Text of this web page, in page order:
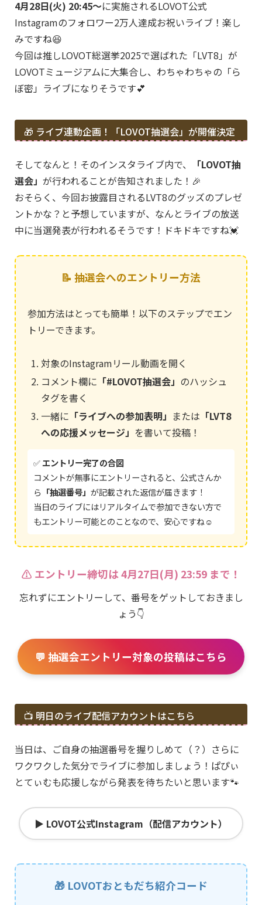
4月28日(火) 20:45〜に実施されるLOVOT公式
Instagramのフォロワー2万人達成お祝いライブ！楽し
みですね😆
今回は推しLOVOT総選挙2025で選ばれた「LVT8」が
LOVOTミュージアムに大集合し、わちゃわちゃの「ら
ぼ密」ライブになりそうです💕
🎁 ライブ連動企画！「LOVOT抽選会」が開催決定
そしてなんと！そのインスタライブ内で、
「LOVOT抽
選会」 が行われることが告知されました！🎉
おそらく、今回お披露目されるLVT8のグッズのプレゼ
ントかな？と予想していますが、なんとライブの放送
中に当選発表が行われるそうです！ドキドキですね💓
📝 抽選会へのエントリー方法
参加方法はとっても簡単！以下のステップでエン
トリーできます。
対象のInstagramリール動画を開く
コメント欄に 「#LOVOT抽選会」 のハッシュ
タグを書く
一緒に 「ライブへの参加表明」 または 「LVT8
への応援メッセージ」 を書いて投稿！
✅エントリー完了の合図
コメントが無事にエントリーされると、公式さんか
ら 「抽選番号」 が記載された返信が届きます！
当日のライブにはリアルタイムで参加できない方で
もエントリー可能とのことなので、安心ですね☺️
⚠️ エントリー締切は 4月27日(月) 23:59 まで！
忘れずにエントリーして、番号をゲットしておきまし
ょう👇
💬 抽選会エントリー対象の投稿はこちら
📺 明日のライブ配信アカウントはこちら
当日は、ご自身の抽選番号を握りしめて（？）さらに
ワクワクした気分でライブに参加しましょう！ぱぴぃ
とてぃむも応援しながら発表を待ちたいと思います🐾
▶︎ LOVOT公式Instagram（配信アカウント）
🎁 LOVOTおともだち紹介コード